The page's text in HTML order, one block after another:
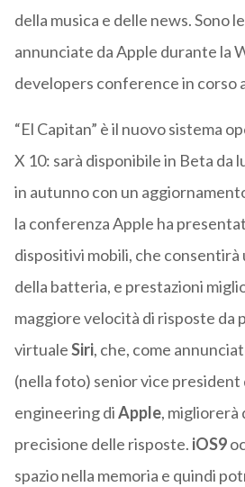
della musica e delle news. Sono
annunciate da Apple durante la
developers conference in corso
“El Capitan” è il nuovo sistema
X 10: sarà disponibile in Beta da
in autunno con un
la conferenza Apple ha
dispositivi mobili, che consentirà
della batteria, e prestazioni
maggiore velocità di risposte da
virtualeSiri, che, come
(nella foto) senior vice
engineering diApple, migliorerà
precisione delle risposte. iOS9
spazio nella memoria e quindi